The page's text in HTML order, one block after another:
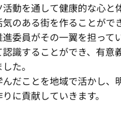
活動を通して健康的な心と
気のある街を作ることがで
進委員がその一翼を担って
認識することができ、有意
た。
んだことを地域で活かし、
に貢献していきます。